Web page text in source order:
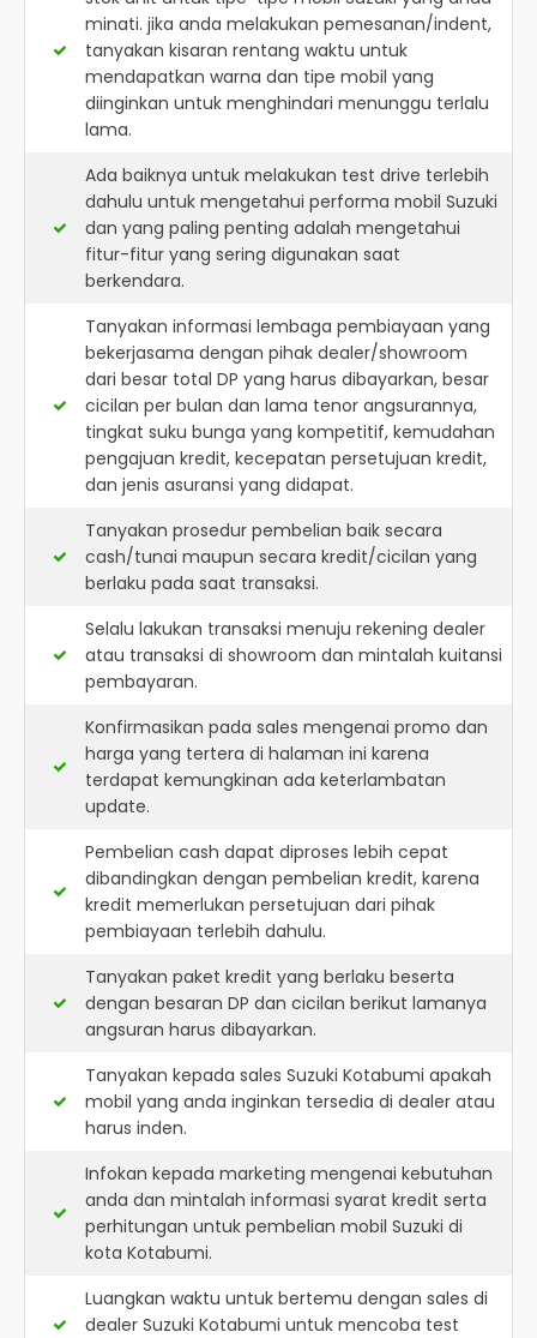
minati. jika anda melakukan pemesanan/indent,
tanyakan kisaran rentang waktu untuk
mendapatkan warna dan tipe mobil yang
diinginkan untuk menghindari menunggu terlalu
lama.
Ada baiknya untuk melakukan test drive terlebih
dahulu untuk mengetahui performa mobil Suzuki
dan yang paling penting adalah mengetahui
fitur-fitur yang sering digunakan saat
berkendara.
Tanyakan informasi lembaga pembiayaan yang
bekerjasama dengan pihak dealer/showroom
dari besar total DP yang harus dibayarkan, besar
cicilan per bulan dan lama tenor angsurannya,
tingkat suku bunga yang kompetitif, kemudahan
pengajuan kredit, kecepatan persetujuan kredit,
dan jenis asuransi yang didapat.
Tanyakan prosedur pembelian baik secara
cash/tunai maupun secara kredit/cicilan yang
berlaku pada saat transaksi.
Selalu lakukan transaksi menuju rekening dealer
atau transaksi di showroom dan mintalah kuitansi
pembayaran.
Konfirmasikan pada sales mengenai promo dan
harga yang tertera di halaman ini karena
terdapat kemungkinan ada keterlambatan
update.
Pembelian cash dapat diproses lebih cepat
dibandingkan dengan pembelian kredit, karena
kredit memerlukan persetujuan dari pihak
pembiayaan terlebih dahulu.
Tanyakan paket kredit yang berlaku beserta
dengan besaran DP dan cicilan berikut lamanya
angsuran harus dibayarkan.
Tanyakan kepada sales Suzuki Kotabumi apakah
mobil yang anda inginkan tersedia di dealer atau
harus inden.
Infokan kepada marketing mengenai kebutuhan
anda dan mintalah informasi syarat kredit serta
perhitungan untuk pembelian mobil Suzuki di
kota Kotabumi.
Luangkan waktu untuk bertemu dengan sales di
dealer Suzuki Kotabumi untuk mencoba test